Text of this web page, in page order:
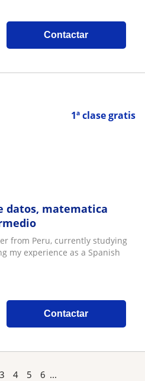
Contactar
1ª clase gratis
datos, matematica
from Peru, currently studying
my experience as a Spanish
Contactar
3 4 5 6 ...